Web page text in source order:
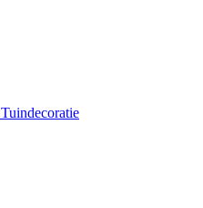
Tuindecoratie